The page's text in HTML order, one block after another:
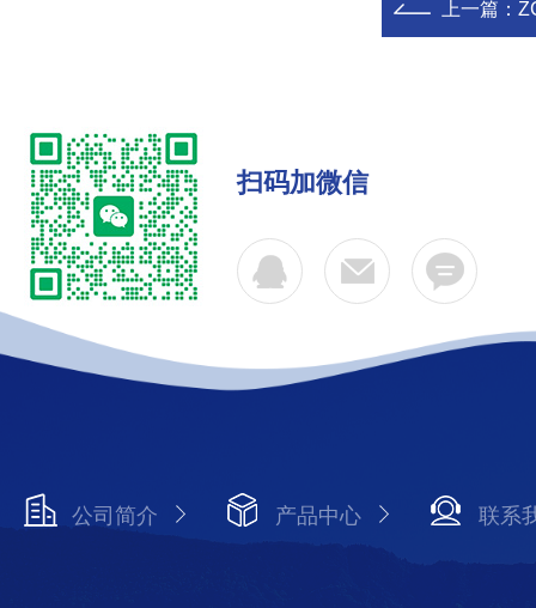
上一篇：
扫码加微信
公司简介 产品中心 联系